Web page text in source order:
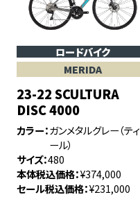
ロードバイク
MERIDA
23-22 SCULTURA
DISC 4000
カラー ガンメタルグレー（ティ
ール）
サイズ 480
本体税込価格 ¥374,000
セール税込価格 ¥231,000